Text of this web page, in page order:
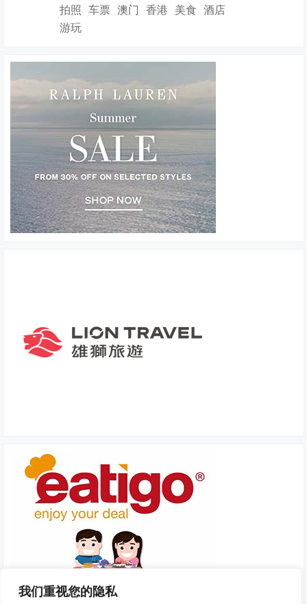
我们重视您的隐私
拍照 车票 澳门 香港 美食 酒店
游玩